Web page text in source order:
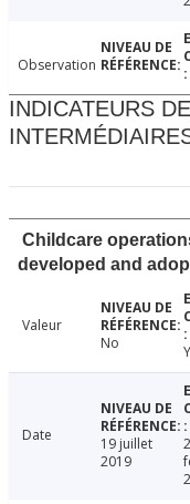
Observation
INDICATEURS
Childcare
developed and
Valeur
No
Date
19 juillet
2019